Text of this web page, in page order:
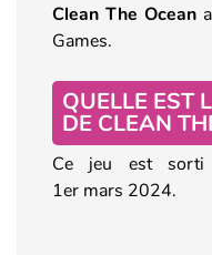
Clean The Ocean
Games.
QUELLE EST
DE CLEAN
Ce jeu est
1er mars 2024.